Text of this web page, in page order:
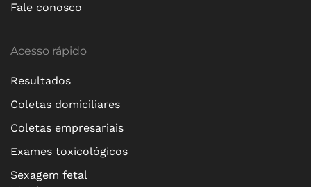
Fale conosco
Acesso rápido
Resultados
Coletas domiciliares
Coletas empresariais
Exames toxicológicos
Sexagem fetal